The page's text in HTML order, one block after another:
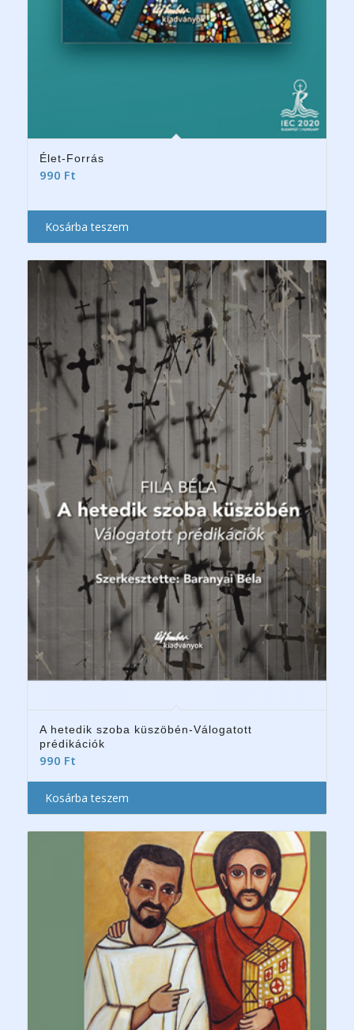
Élet-Forrás
990 Ft
Kosárba teszem
A hetedik szoba küszöbén-Válogatott
prédikációk
990 Ft
Kosárba teszem